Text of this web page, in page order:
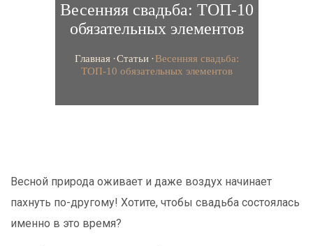
Весенняя свадьба: ТОП-10
обязательных элементов
Главная Статьи
Весенняя свадьба:
ТОП-10 обязательных элементов
Весной природа оживает и даже воздух начинает
пахнуть по-другому! Хотите, чтобы свадьба состоялась
именно в это время?